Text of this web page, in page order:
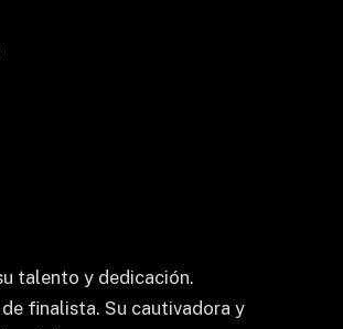
talento y dedicación.
finalista. Su cautivadora y